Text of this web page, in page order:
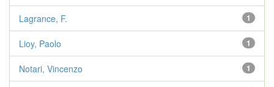
1
Lagrance, F.
1
Lioy, Paolo
1
Notari, Vincenzo